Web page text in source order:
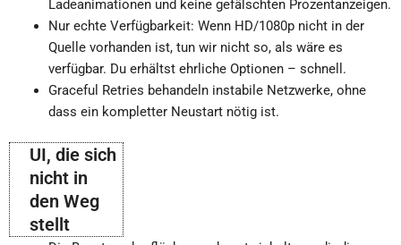
Ladeanimationen und keine gefälschten Prozentanzeigen.
Nur echte Verfügbarkeit: Wenn HD/1080p nicht in der
Quelle vorhanden ist, tun wir nicht so, als wäre es
verfügbar. Du erhältst ehrliche Optionen – schnell.
Graceful Retries behandeln instabile Netzwerke, ohne
dass ein kompletter Neustart nötig ist.
UI, die sich
nicht in
den Weg
stellt